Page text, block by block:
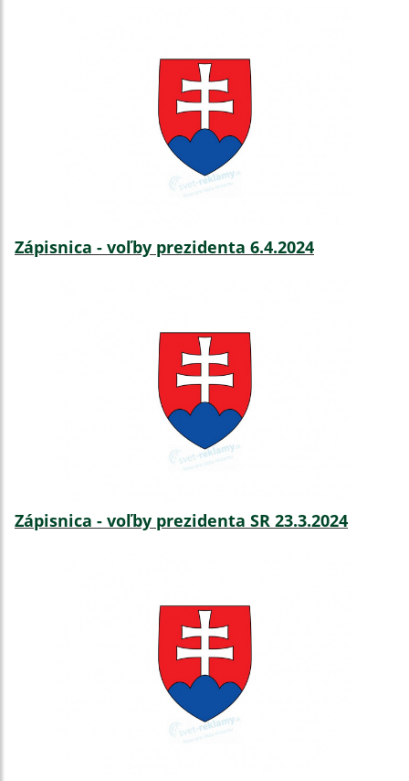
Zápisnica - voľby prezidenta 6.4.2024
Zápisnica - voľby prezidenta SR 23.3.2024